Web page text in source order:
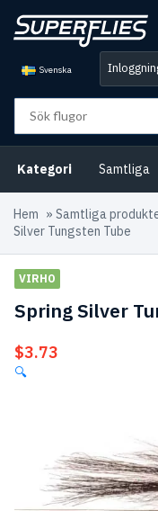
Svenska
Kategori Samtliga
Hem » Samtliga
Silver Tungsten Tube
VIRHO
Spring Silver
$3.73
🔍